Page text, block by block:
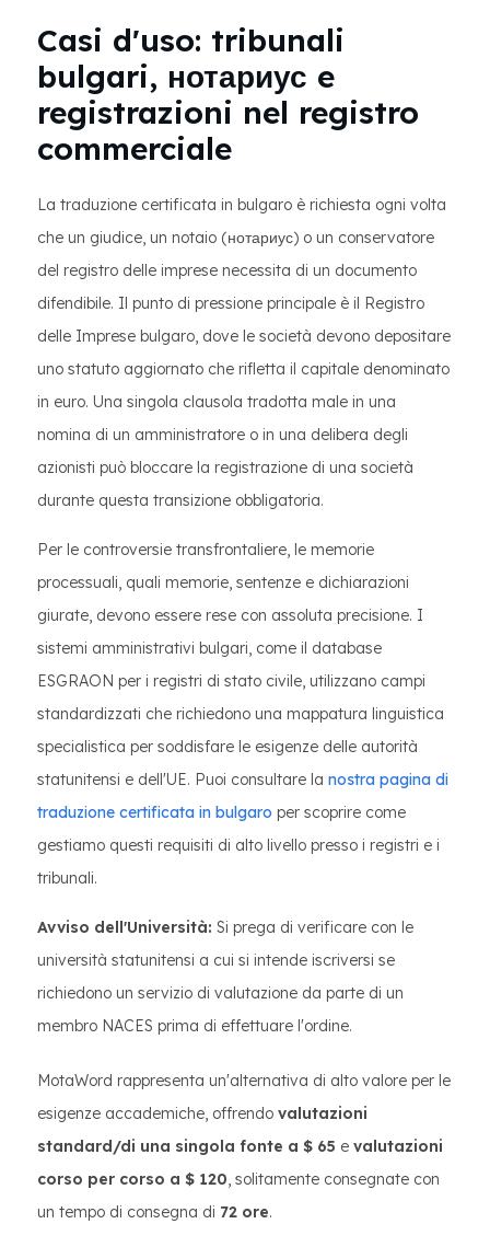
Casi d'uso: tribunali
bulgari, нотариус e
registrazioni nel registro
commerciale
La traduzione certificata in bulgaro è richiesta ogni volta
che un giudice, un notaio (нотариус) o un conservatore
del registro delle imprese necessita di un documento
difendibile. Il punto di pressione principale è il Registro
delle Imprese bulgaro, dove le società devono depositare
uno statuto aggiornato che rifletta il capitale denominato
in euro. Una singola clausola tradotta male in una
nomina di un amministratore o in una delibera degli
azionisti può bloccare la registrazione di una società
durante questa transizione obbligatoria.
Per le controversie transfrontaliere, le memorie
processuali, quali memorie, sentenze e dichiarazioni
giurate, devono essere rese con assoluta precisione. I
sistemi amministrativi bulgari, come il database
ESGRAON per i registri di stato civile, utilizzano campi
standardizzati che richiedono una mappatura linguistica
specialistica per soddisfare le esigenze delle autorità
statunitensi e dell'UE. Puoi consultare la nostra pagina di
traduzione certificata in bulgaro per scoprire come
gestiamo questi requisiti di alto livello presso i registri e i
tribunali.
Avviso dell'Università: Si prega di verificare con le
università statunitensi a cui si intende iscriversi se
richiedono un servizio di valutazione da parte di un
membro NACES prima di effettuare l'ordine.
MotaWord rappresenta un'alternativa di alto valore per le
esigenze accademiche, offrendo valutazioni
standard/di una singola fonte a $ 65 e valutazioni
corso per corso a $ 120, solitamente consegnate con
un tempo di consegna di 72 ore.